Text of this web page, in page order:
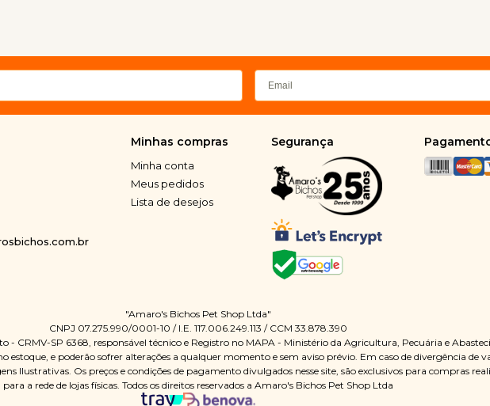
Minhas compras
Minha conta
Meus pedidos
Lista de desejos
Segurança
"Amaro's Bichos Pet Shop Ltda"
CNPJ 07.275.990/0001-10 / I.E. 117.006.249.113 / CCM 33.878.390
CRMV-SP 6368, responsável técnico e Registro no MAPA - Ministério da Agricultura, Pecuária e
e poderão sofrer alterações a qualquer momento e sem aviso prévio. Em caso de divergência de
Ilustrativas. Os preços e condições de pagamento divulgados nesse site, são exclusivos para compras
para a rede de lojas físicas. Todos os direitos reservados a Amaro's Bichos Pet Shop Ltda